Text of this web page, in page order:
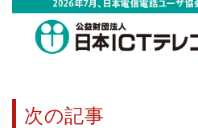
次の記事